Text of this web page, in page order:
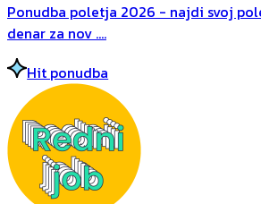
Ponudba poletja 2026 - najdi svoj
denar za nov ....
Hit ponudba